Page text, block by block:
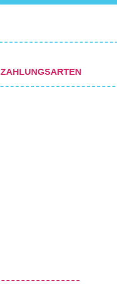
ZAHLUNGSARTEN